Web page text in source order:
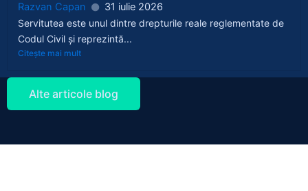
Razvan Capan 31 iulie 2026
Servitutea este unul dintre drepturile reale reglementate de
Codul Civil și reprezintă...
Citește mai mult
Alte articole blog